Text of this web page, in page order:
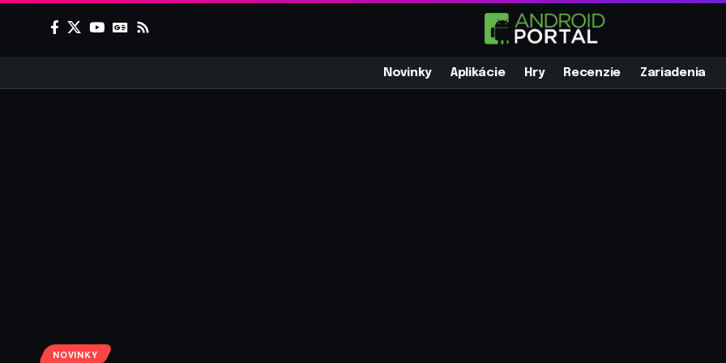
Novinky Aplikácie Hry Recenzie Zariadenia
NOVINKY